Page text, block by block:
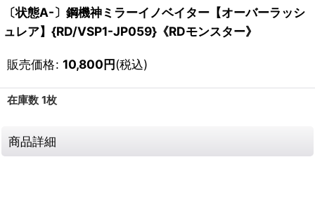
〔状態A-〕鋼機神ミラーイノベイター【オーバーラッシ
ュレア】{RD/VSP1-JP059}《RDモンスター》
販売価格: 10,800円(税込)
在庫数 1枚
商品詳細